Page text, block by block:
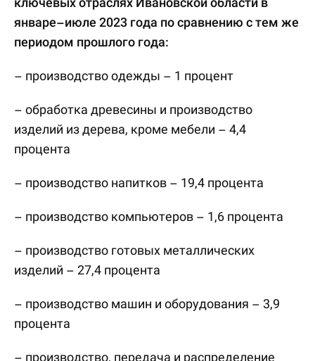
январе–июле 2023 года по сравнению с тем же
периодом прошлого года:
– производство одежды – 1 процент
– обработка древесины и производство
изделий из дерева, кроме мебели – 4,4
процента
– производство напитков – 19,4 процента
– производство компьютеров – 1,6 процента
– производство готовых металлических
изделий – 27,4 процента
– производство машин и оборудования – 3,9
процента
– производство, передача и распределение